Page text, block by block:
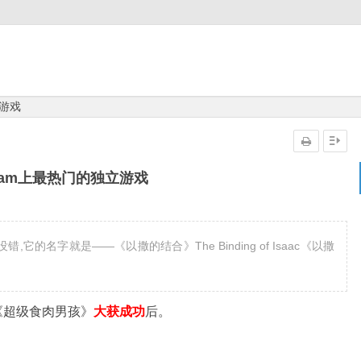
戏
上最热门的独立游戏
错,它的名字就是——《以撒的结合》The Binding of Isaac《以撒
级食肉男孩》 大获成功后。